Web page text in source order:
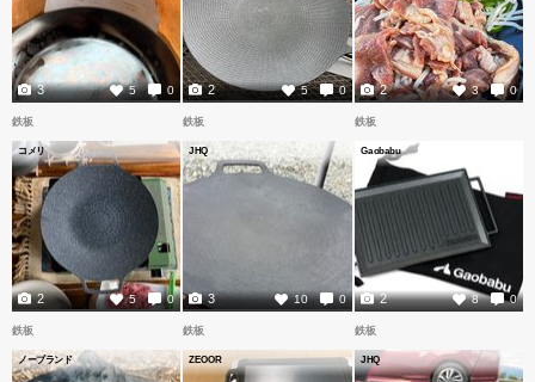
5 0
3 5 0
2 3 0
2
鉄板
コメリ
5 0
2
鉄板
JHQ
10 0
3
鉄板
Gaobabu
8 0
2
鉄板
ノーブランド
鉄板
ZEOOR
鉄板
JHQ